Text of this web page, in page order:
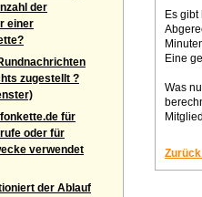
der
einer
zugestellt ?
für
oder für
verwendet
der Ablauf
Es gibt
Eine
Was